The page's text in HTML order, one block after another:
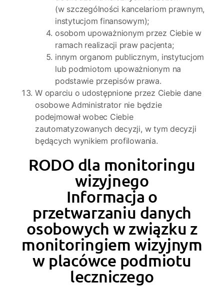
(w szczególności kancelariom prawnym,
instytucjom finansowym);
osobom upoważnionym przez Ciebie w
ramach realizacji praw pacjenta;
innym organom publicznym, instytucjom
lub podmiotom upoważnionym na
podstawie przepisów prawa.
W oparciu o udostępnione przez Ciebie dane
osobowe Administrator nie będzie
podejmował wobec Ciebie
zautomatyzowanych decyzji, w tym decyzji
będących wynikiem profilowania.
RODO dla monitoringu
wizyjnego
Informacja o
przetwarzaniu danych
osobowych w związku z
monitoringiem wizyjnym
w placówce podmiotu
leczniczego